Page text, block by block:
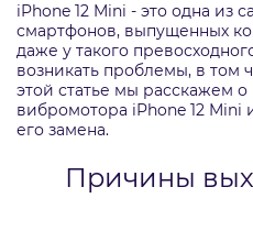
iPhone 12 Mini - это одна из
смартфонов, выпущенных
даже у такого
возникать проблемы, в том
этой статье мы расскажем
вибромотора iPhone 12 Mini
его замена.
Причины